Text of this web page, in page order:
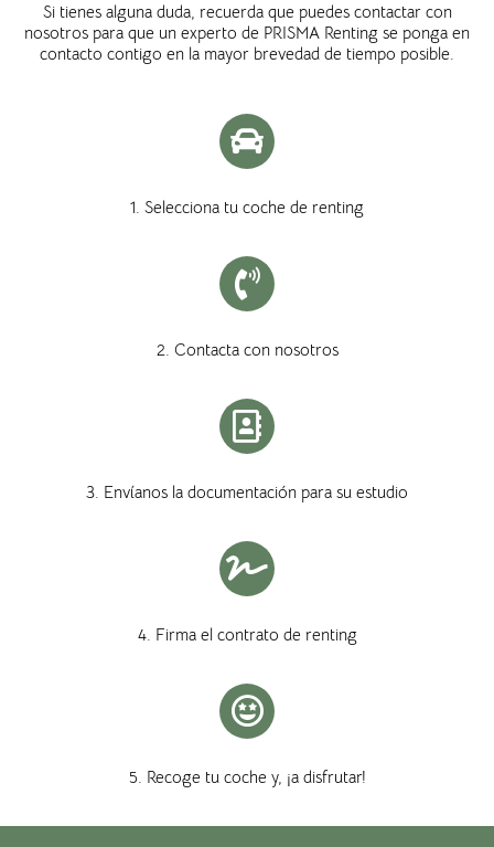
Si tienes alguna duda, recuerda que puedes contactar con
nosotros para que un experto de PRISMA Renting se ponga en
contacto contigo en la mayor brevedad de tiempo posible.
1. Selecciona tu coche de renting
2. Contacta con nosotros
3. Envíanos la documentación para su estudio
4. Firma el contrato de renting
5. Recoge tu coche y, ¡a disfrutar!